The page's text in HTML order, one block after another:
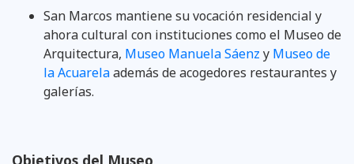
San Marcos mantiene su vocación residencial y
ahora cultural con instituciones como el Museo de
Arquitectura, Museo Manuela Sáenz y Museo de
la Acuarelaademás de acogedores restaurantes y
galerías.
Objetivos del Museo